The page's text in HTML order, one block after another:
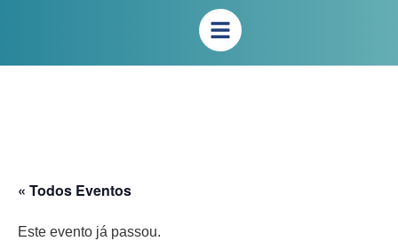
« Todos Eventos
Este evento já passou.